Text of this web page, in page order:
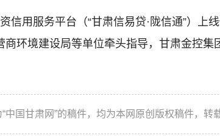
服务平台（“甘肃信易贷·陇信通”）上线
环境建设局等单位牵头指导，甘肃金控集
中国甘肃网”的稿件，均为本网原创版权稿件，转